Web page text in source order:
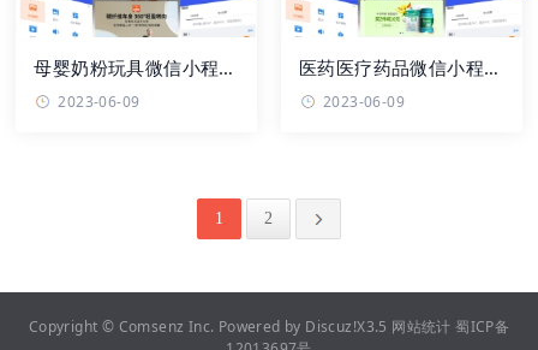
母婴奶粉玩具微信小程
序、app、H5、PC商
城、公众号 商 ...
2023-06-09
医药医疗药品微信小程
序、app、H5、PC商
城、微信公众 ...
2023-06-09
1 2
Copyright © Comsenz Inc. Powered by Discuz!X3.5 网站统计 蜀ICP备